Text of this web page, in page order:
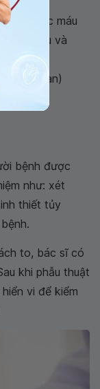
công thức máu
bạch cầu và
(CT scan)
kích
bệnh được
như: xét
thiết tủy
to, bác sĩ có
khi phẫu thuật
vi để kiểm